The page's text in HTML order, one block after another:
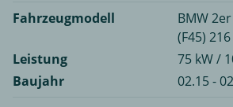
Fahrzeugmodell
BMW
(F45) 216
Leistung
75 kW /
Baujahr
02.15 -